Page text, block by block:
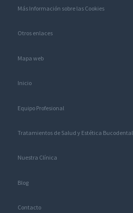
Más Información sobre las Cookies
Otros enlaces
Mapa web
Inicio
Equipo Profesional
Tratamientos de Salud y Estética Bucodental
Nuestra Clínica
Blog
Contacto